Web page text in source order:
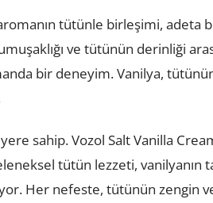
tütünle birleşimi, adeta
ve tütünün derinliği
bir deneyim. Vanilya,
sahip. Vozol Salt Vanilla
tütün lezzeti, vanilyanın
Her nefeste, tütünün zengin